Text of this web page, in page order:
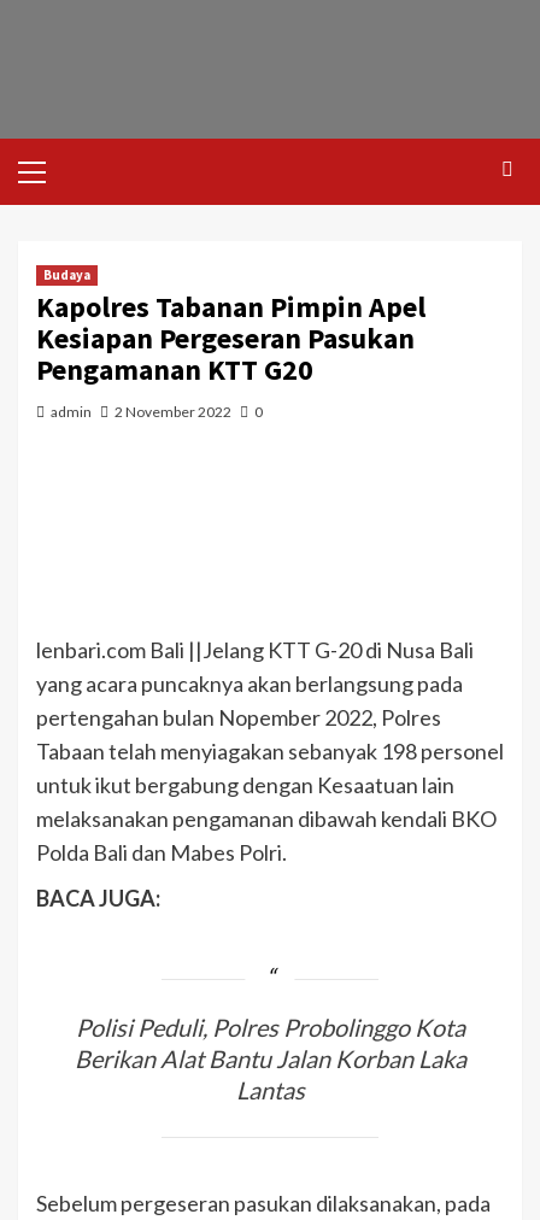
Budaya
Kapolres Tabanan Pimpin Apel
Kesiapan Pergeseran Pasukan
Pengamanan KTT G20
admin 2 November 2022 0
lenbari.com Bali ||Jelang KTT G-20 di Nusa Bali
yang acara puncaknya akan berlangsung pada
pertengahan bulan Nopember 2022, Polres
Tabaan telah menyiagakan sebanyak 198 personel
untuk ikut bergabung dengan Kesaatuan lain
melaksanakan pengamanan dibawah kendali BKO
Polda Bali dan Mabes Polri.
BACA JUGA:
Polisi Peduli, Polres Probolinggo Kota
Berikan Alat Bantu Jalan Korban Laka
Lantas
Sebelum pergeseran pasukan dilaksanakan, pada